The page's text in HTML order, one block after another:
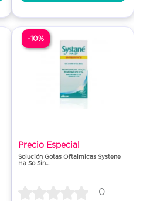
Precio Especial
Solución Gotas Oftalmicas Systene
Ha So Sin...
0
-10%